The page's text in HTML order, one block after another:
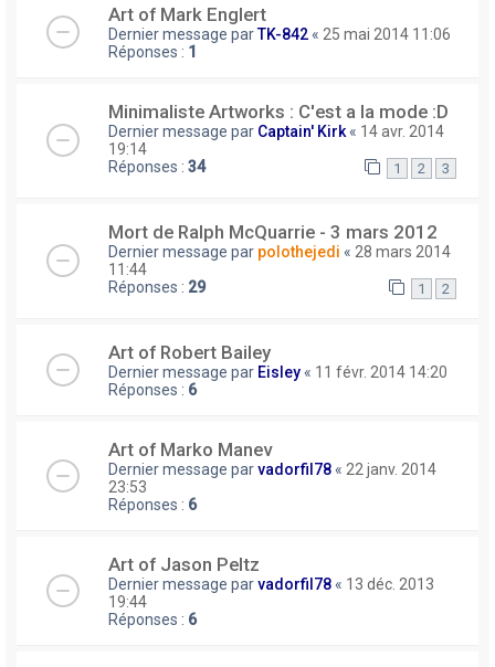
Art of Mark Englert
Dernier message parTK-842 « 25 mai 2014 11:06
Réponses : 1
Minimaliste Artworks : C'est a la mode :D
Dernier message par Captain' Kirk « 14 avr. 2014
19:14
Réponses : 34 1 2 3
Mort de Ralph McQuarrie - 3 mars 2012
Dernier message par polothejedi « 28 mars 2014
11:44
Réponses : 29 1 2
Art of Robert Bailey
Dernier message par Eisley « 11 févr. 2014 14:20
Réponses : 6
Art of Marko Manev
Dernier message parvadorfil78 « 22 janv. 2014
23:53
Réponses : 6
Art of Jason Peltz
Dernier message parvadorfil78 « 13 déc. 2013
19:44
Réponses : 6